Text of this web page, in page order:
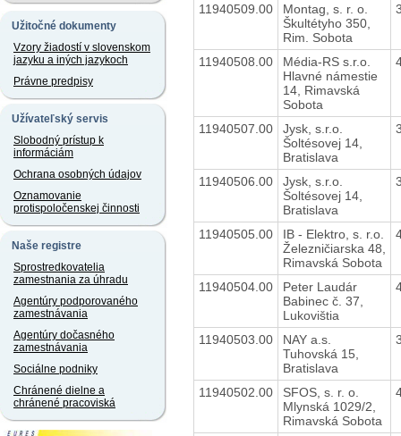
Užitočné dokumenty
Vzory žiadostí v slovenskom
jazyku a iných jazykoch
Právne predpisy
Užívateľský servis
Slobodný prístup k
informáciám
Ochrana osobných údajov
Oznamovanie
protispoločenskej činnosti
Naše registre
Sprostredkovatelia
zamestnania za úhradu
Agentúry podporovaného
zamestnávania
Agentúry dočasného
zamestnávania
Sociálne podniky
Chránené dielne a
chránené pracoviská
11940509.00
Montag, s. r. o.
Škultétyho 350,
Rim. Sobota
11940508.00
Média-RS s.r.o.
Hlavné námestie
14, Rimavská
Sobota
11940507.00
Jysk, s.r.o.
Šoltésovej 14,
Bratislava
11940506.00
Jysk, s.r.o.
Šoltésovej 14,
Bratislava
11940505.00
IB - Elektro, s. r.o.
Železničiarska 48,
Rimavská Sobota
11940504.00
Peter Laudár
Babinec č. 37,
Lukovištia
11940503.00
NAY a.s.
Tuhovská 15,
Bratislava
11940502.00
SFOS, s. r. o.
Mlynská 1029/2,
Rimavská Sobota